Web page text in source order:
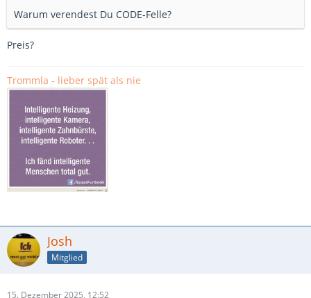
Warum verendest Du CODE-Felle?
Preis?
Trommla - lieber spät als nie
Josh
Mitglied
15. Dezember 2025, 12:52